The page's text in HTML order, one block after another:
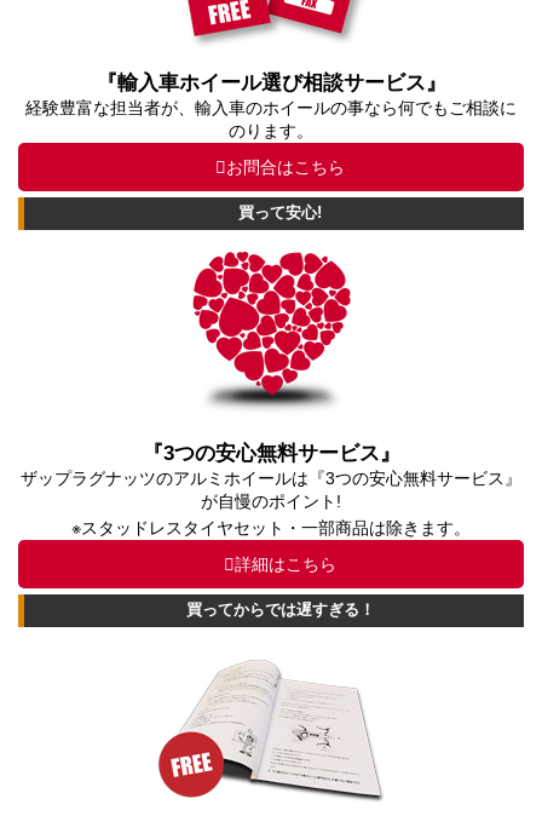
『輸入車ホイール選び相談サービス』
経験豊富な担当者が、輸入車のホイールの事なら何でもご相談に
のります。
お問合はこちら
買って安心!
『3つの安心無料サービス』
ザップラグナッツのアルミホイールは『3つの安心無料サービス』
が自慢のポイント!
※スタッドレスタイヤセット・一部商品は除きます。
詳細はこちら
買ってからでは遅すぎる！